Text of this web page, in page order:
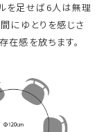
を足せば6人は無理
にゆとりを感じさ
在感を放ちます。